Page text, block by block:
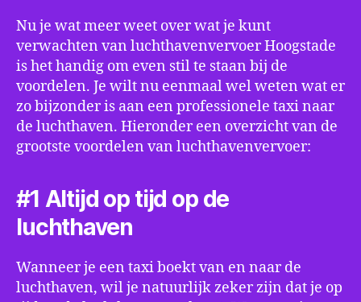
Nu je wat meer weet over wat je kunt
verwachten van luchthavenvervoer Hoogstade
is het handig om even stil te staan bij de
voordelen. Je wilt nu eenmaal wel weten wat er
zo bijzonder is aan een professionele taxi naar
de luchthaven. Hieronder een overzicht van de
grootste voordelen van luchthavenvervoer:
#1 Altijd op tijd op de
luchthaven
Wanneer je een taxi boekt van en naar de
luchthaven, wil je natuurlijk zeker zijn dat je op